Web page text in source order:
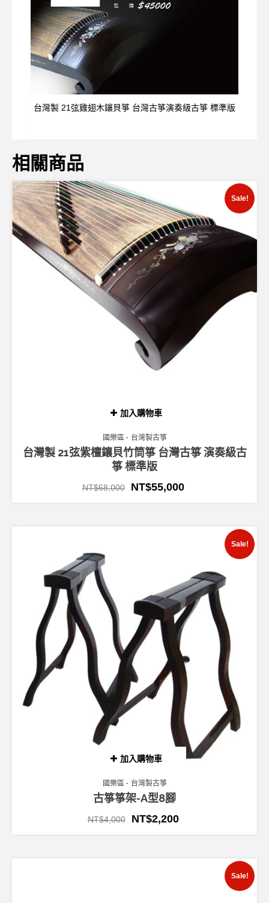
台灣製 21弦雞翅木鑲貝箏 台灣古箏演奏級古箏 標準版
相關商品
加入購物車
Sale!
國樂區 台灣製古箏
台灣製 21弦紫檀鑲貝竹筒箏 台灣古箏 演奏級古
箏 標準版
NT$68,000 NT$55,000
加入購物車
Sale!
國樂區 台灣製古箏
古箏箏架-A型8腳
NT$4,000 NT$2,200
Sale!